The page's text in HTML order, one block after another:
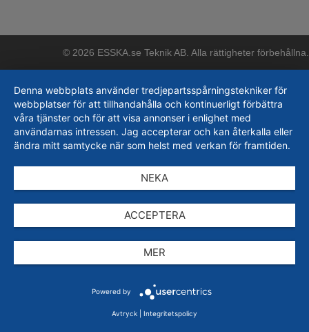
© 2026 ESSKA.se Teknik AB. Alla rättigheter förbehållna.
Denna webbplats använder tredjepartsspårningstekniker för
webbplatser för att tillhandahålla och kontinuerligt förbättra
våra tjänster och för att visa annonser i enlighet med
användarnas intressen. Jag accepterar och kan återkalla eller
ändra mitt samtycke när som helst med verkan för framtiden.
NEKA
ACCEPTERA
MER
Powered by
Avtryck Integritetspolicy